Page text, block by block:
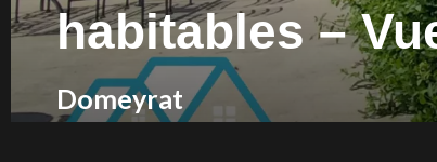
habitables –
Domeyrat